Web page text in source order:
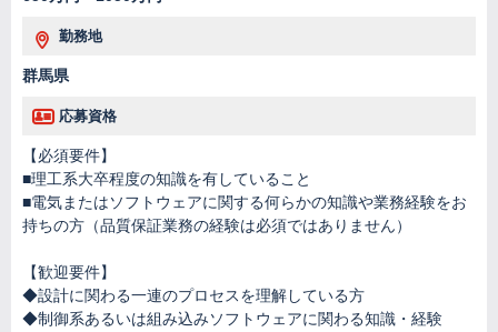
勤務地
群馬県
応募資格
【必須要件】
■理工系大卒程度の知識を有していること
■電気またはソフトウェアに関する何らかの知識や業務経験をお
持ちの方（品質保証業務の経験は必須ではありません）
【歓迎要件】
◆設計に関わる一連のプロセスを理解している方
◆制御系あるいは組み込みソフトウェアに関わる知識・経験